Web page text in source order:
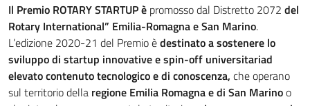
Il Premio ROTARY STARTUP è promosso dal Distretto 2072 del
Rotary International” Emilia-Romagna e San Marino.
L’edizione 2020-21 del Premio èdestinato a sostenere lo
sviluppo di startup innovative e spin-off universitariad
elevato contenuto tecnologico e di conoscenza, che operano
sul territorio della regione Emilia Romagna e di San Marinoo